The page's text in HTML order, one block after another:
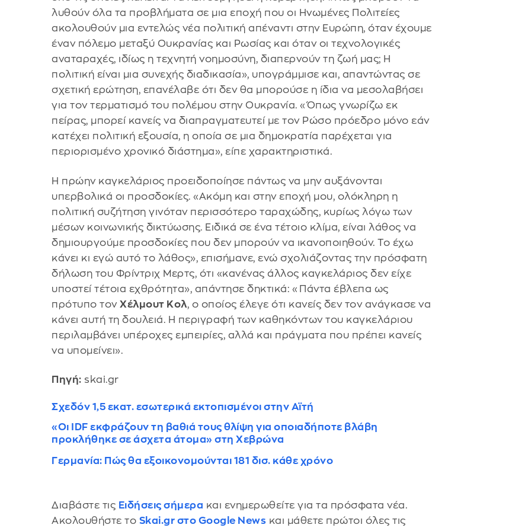
λυθούν όλα τα προβλήματα σε μια εποχή που οι Ηνωμένες Πολιτείες
ακολουθούν μια εντελώς νέα πολιτική απέναντι στην Ευρώπη, όταν έχουμε
έναν πόλεμο μεταξύ Ουκρανίας και Ρωσίας και όταν οι τεχνολογικές
αναταραχές, ιδίως η τεχνητή νοημοσύνη, διαπερνούν τη ζωή μας; Η
πολιτική είναι μια συνεχής διαδικασία», υπογράμμισε και, απαντώντας σε
σχετική ερώτηση, επανέλαβε ότι δεν θα μπορούσε η ίδια να μεσολαβήσει
για τον τερματισμό του πολέμου στην Ουκρανία. «Όπως γνωρίζω εκ
πείρας, μπορεί κανείς να διαπραγματευτεί με τον Ρώσο πρόεδρο μόνο εάν
κατέχει πολιτική εξουσία, η οποία σε μια δημοκρατία παρέχεται για
περιορισμένο χρονικό διάστημα», είπε χαρακτηριστικά.
Η πρώην καγκελάριος προειδοποίησε πάντως να μην αυξάνονται
υπερβολικά οι προσδοκίες. «Ακόμη και στην εποχή μου, ολόκληρη η
πολιτική συζήτηση γινόταν περισσότερο ταραχώδης, κυρίως λόγω των
μέσων κοινωνικής δικτύωσης. Ειδικά σε ένα τέτοιο κλίμα, είναι λάθος να
δημιουργούμε προσδοκίες που δεν μπορούν να ικανοποιηθούν. Το έχω
κάνει κι εγώ αυτό το λάθος», επισήμανε, ενώ σχολιάζοντας την πρόσφατη
δήλωση του Φρίντριχ Μερτς, ότι «κανένας άλλος καγκελάριος δεν είχε
υποστεί τέτοια εχθρότητα», απάντησε δηκτικά: «Πάντα έβλεπα ως
πρότυπο τονΧέλμουτ Κολ, ο οποίος έλεγε ότι κανείς δεν τον ανάγκασε να
κάνει αυτή τη δουλειά. Η περιγραφή των καθηκόντων του καγκελάριου
περιλαμβάνει υπέροχες εμπειρίες, αλλά και πράγματα που πρέπει κανείς
να υπομείνει».
Πηγή: skai.gr
Σχεδόν 1,5 εκατ. εσωτερικά εκτοπισμένοι στην Αϊτή
«Οι IDF εκφράζουν τη βαθιά τους θλίψη για οποιαδήποτε βλάβη
προκλήθηκε σε άσχετα άτομα» στη Χεβρώνα
Γερμανία: Πώς θα εξοικονομούνται 181 δισ. κάθε χρόνο
Διαβάστε τις Ειδήσεις σήμερα και ενημερωθείτε για τα πρόσφατα νέα.
Ακολουθήστε το Skai.gr στο Google News και μάθετε πρώτοι όλες τις